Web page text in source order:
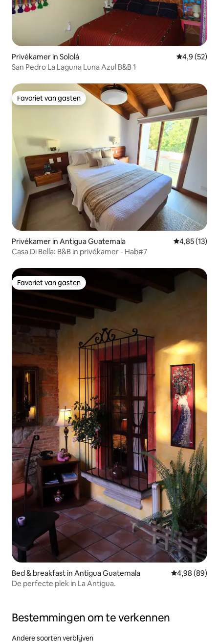
Privékamer in Sololá
4,9 (52)
San Pedro La Laguna Luna Azul B&B 1
Favoriet van gasten
Favoriet van gasten
Privékamer in Antigua Guatemala Gemiddelde
4,85 (13)
Casa Di Bella: B&B in privékamer - Hab#7
Favoriet van gasten
Favoriet van gasten
Bed & breakfast in Antigua Guatemala Gemiddelde
4,98 (89)
De perfecte plek in La Antigua.
Bestemmingen om te verkennen
Andere soorten verblijven